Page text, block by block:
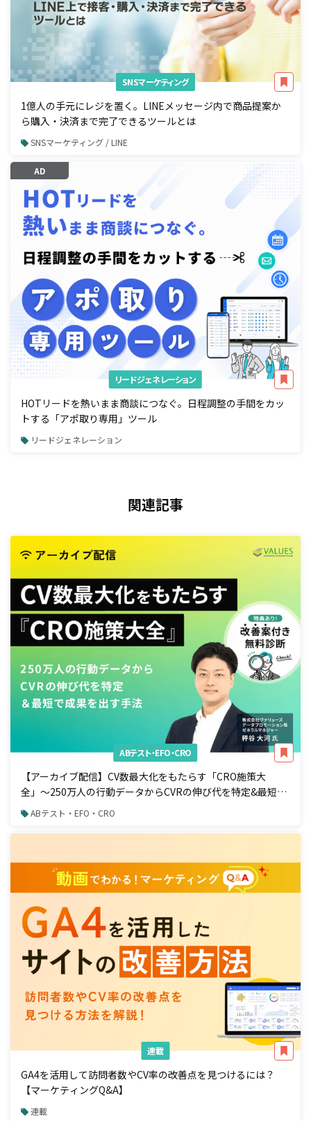
SNSマーケティング
1億人の手元にレジを置く。LINEメッセージ内で商品提案か
ら購入・決済まで完了できるツールとは
SNSマーケティング / LINE
AD
リードジェネレーション
HOTリードを熱いまま商談につなぐ。日程調整の手間をカッ
トする「アポ取り専用」ツール
リードジェネレーション
関連記事
ABテスト・EFO・CRO
【アーカイブ配信】CV数最大化をもたらす「CRO施策大
全」〜250万人の行動データからCVRの伸び代を特定&最短で
成果を出す手法〜
ABテスト・EFO・CRO
連載
GA4を活用して訪問者数やCV率の改善点を見つけるには？
【マーケティングQ&A】
連載